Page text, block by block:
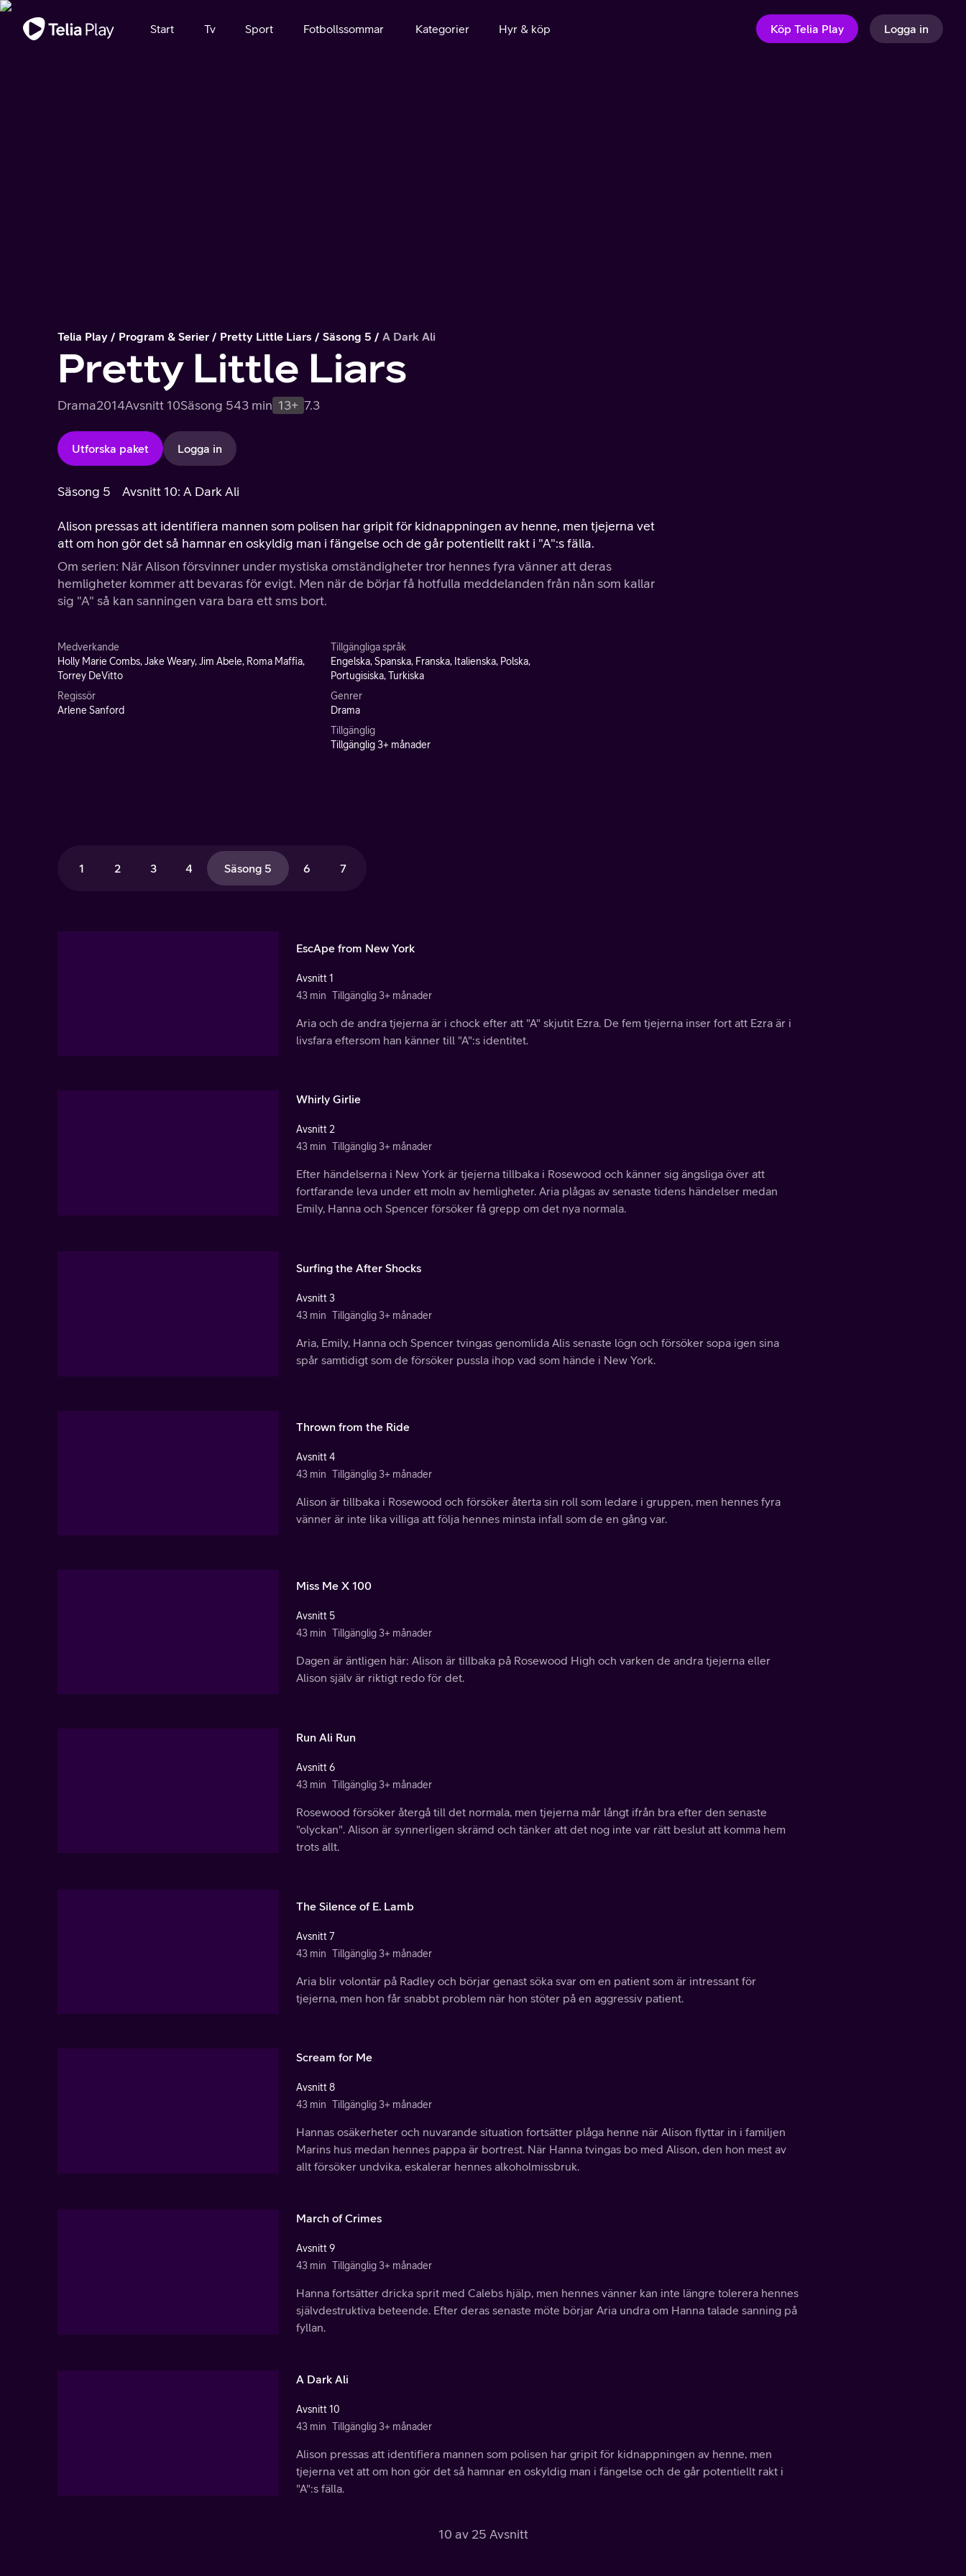
Viktigt meddelande
Start Tv Sport Fotbollssommar Kategorier Hyr & köp Köp Telia Play Logga in
Telia Play Program & Serier Pretty Little Liars Säsong 5 A Dark Ali
Pretty Little Liars
Drama2014Avsnitt 10Säsong 543 min 13+ 7.3
Utforska paket Logga in
Säsong 5 Avsnitt 10: A Dark Ali
Alison pressas att identifiera mannen som polisen har gripit för kidnappningen av henne, men tjejerna vet
att om hon gör det så hamnar en oskyldig man i fängelse och de går potentiellt rakt i "A":s fälla.
Om serien: När Alison försvinner under mystiska omständigheter tror hennes fyra vänner att deras
hemligheter kommer att bevaras för evigt. Men när de börjar få hotfulla meddelanden från nån som kallar
sig "A" så kan sanningen vara bara ett sms bort.
Medverkande
Holly Marie Combs, Jake Weary, Jim Abele, Roma Maffia,
Torrey DeVitto
Regissör
Arlene Sanford
Tillgängliga språk
Engelska, Spanska, Franska, Italienska, Polska,
Portugisiska, Turkiska
Genrer
Drama
Tillgänglig
Tillgänglig 3+ månader
1 2 3 4 Säsong 5 6 7
EscApe from New York
Avsnitt 1
43 min Tillgänglig 3+ månader
Aria och de andra tjejerna är i chock efter att "A" skjutit Ezra. De fem tjejerna inser fort att Ezra är i
livsfara eftersom han känner till "A":s identitet.
Whirly Girlie
Avsnitt 2
43 min Tillgänglig 3+ månader
Efter händelserna i New York är tjejerna tillbaka i Rosewood och känner sig ängsliga över att
fortfarande leva under ett moln av hemligheter. Aria plågas av senaste tidens händelser medan
Emily, Hanna och Spencer försöker få grepp om det nya normala.
Surfing the After Shocks
Avsnitt 3
43 min Tillgänglig 3+ månader
Aria, Emily, Hanna och Spencer tvingas genomlida Alis senaste lögn och försöker sopa igen sina
spår samtidigt som de försöker pussla ihop vad som hände i New York.
Thrown from the Ride
Avsnitt 4
43 min Tillgänglig 3+ månader
Alison är tillbaka i Rosewood och försöker återta sin roll som ledare i gruppen, men hennes fyra
vänner är inte lika villiga att följa hennes minsta infall som de en gång var.
Miss Me X 100
Avsnitt 5
43 min Tillgänglig 3+ månader
Dagen är äntligen här: Alison är tillbaka på Rosewood High och varken de andra tjejerna eller
Alison själv är riktigt redo för det.
Run Ali Run
Avsnitt 6
43 min Tillgänglig 3+ månader
Rosewood försöker återgå till det normala, men tjejerna mår långt ifrån bra efter den senaste
"olyckan". Alison är synnerligen skrämd och tänker att det nog inte var rätt beslut att komma hem
trots allt.
The Silence of E. Lamb
Avsnitt 7
43 min Tillgänglig 3+ månader
Aria blir volontär på Radley och börjar genast söka svar om en patient som är intressant för
tjejerna, men hon får snabbt problem när hon stöter på en aggressiv patient.
Scream for Me
Avsnitt 8
43 min Tillgänglig 3+ månader
Hannas osäkerheter och nuvarande situation fortsätter plåga henne när Alison flyttar in i familjen
Marins hus medan hennes pappa är bortrest. När Hanna tvingas bo med Alison, den hon mest av
allt försöker undvika, eskalerar hennes alkoholmissbruk.
March of Crimes
Avsnitt 9
43 min Tillgänglig 3+ månader
Hanna fortsätter dricka sprit med Calebs hjälp, men hennes vänner kan inte längre tolerera hennes
självdestruktiva beteende. Efter deras senaste möte börjar Aria undra om Hanna talade sanning på
fyllan.
A Dark Ali
Avsnitt 10
43 min Tillgänglig 3+ månader
Alison pressas att identifiera mannen som polisen har gripit för kidnappningen av henne, men
tjejerna vet att om hon gör det så hamnar en oskyldig man i fängelse och de går potentiellt rakt i
"A":s fälla.
10 av 25 Avsnitt